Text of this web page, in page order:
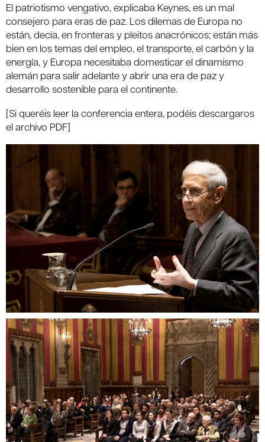
El patriotismo vengativo, explicaba Keynes, es un mal
consejero para eras de paz. Los dilemas de Europa no
están, decía, en fronteras y pleitos anacrónicos; están más
bien en los temas del empleo, el transporte, el carbón y la
energía, y Europa necesitaba domesticar el dinamismo
alemán para salir adelante y abrir una era de paz y
desarrollo sostenible para el continente.
[Si queréis leer la conferencia entera, podéis descargaros
el archivo PDF]